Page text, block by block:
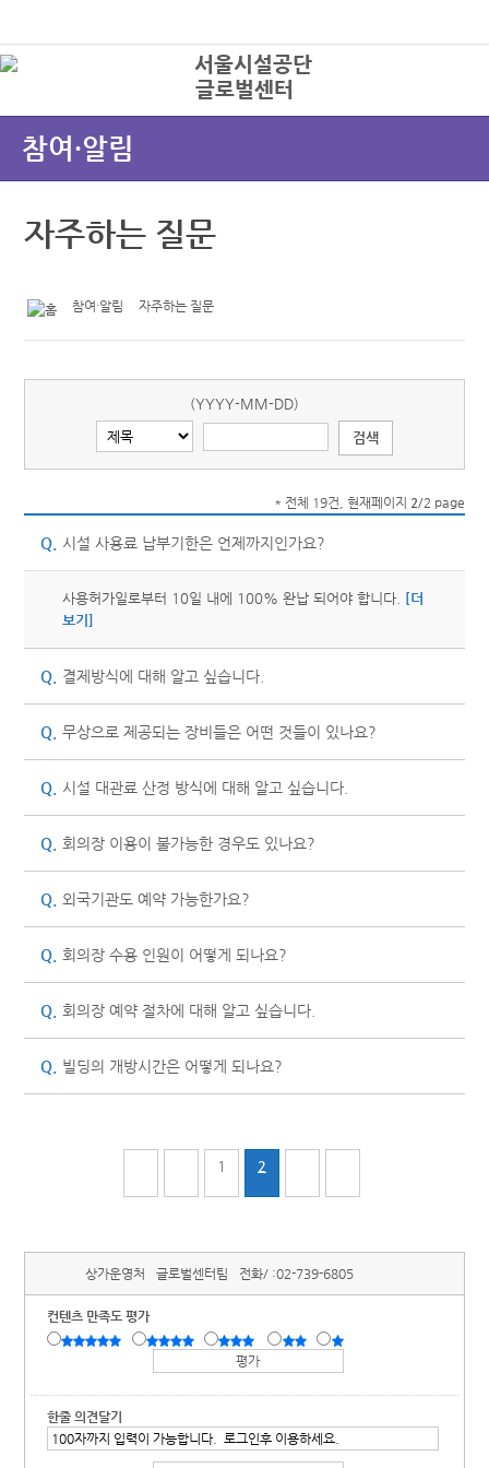
글로벌센터
참여·알림
자주하는 질문
참여·알림 자주하는 질문
(YYYY-MM-DD)
* 전체 19건, 현재페이지 2/2 page
Q. 시설 사용료 납부기한은 언제까지인가요?
사용허가일로부터 10일 내에 100% 완납 되어야 합니다.
[더
보기]
Q. 결제방식에 대해 알고 싶습니다.
Q. 무상으로 제공되는 장비들은 어떤 것들이 있나요?
Q. 시설 대관료 산정 방식에 대해 알고 싶습니다.
Q. 회의장 이용이 불가능한 경우도 있나요?
Q. 외국기관도 예약 가능한가요?
Q. 회의장 수용 인원이 어떻게 되나요?
Q. 회의장 예약 절차에 대해 알고 싶습니다.
Q. 빌딩의 개방시간은 어떻게 되나요?
1 2
상가운영처 글로벌센터팀 전화/ :02-739-6805
컨텐츠 만족도 평가
한줄 의견달기